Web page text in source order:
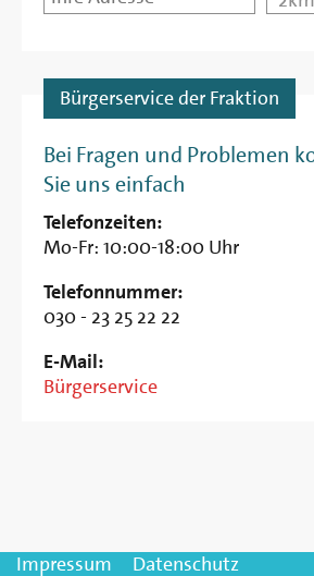
Bürgerservice der Fraktion
Bei Fragen und Problemen
Sie uns einfach
Telefonzeiten:
Mo-Fr: 10:00-18:00 Uhr
Telefonnummer:
030 - 23 25 22 22
E-Mail:
Bürgerservice
Impressum Datenschutz